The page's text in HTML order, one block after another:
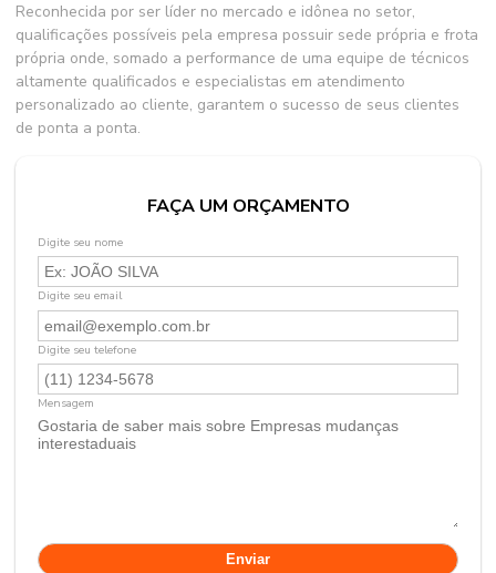
Reconhecida por ser líder no mercado e idônea no setor,
qualificações possíveis pela empresa possuir sede própria e frota
própria onde, somado a performance de uma equipe de técnicos
altamente qualificados e especialistas em atendimento
personalizado ao cliente, garantem o sucesso de seus clientes
de ponta a ponta.
FAÇA UM ORÇAMENTO
Digite seu nome
Digite seu email
Digite seu telefone
Mensagem